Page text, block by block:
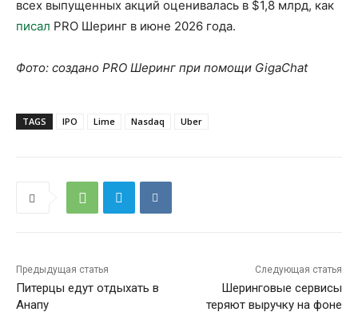
всех выпущенных акций оценивалась в $1,8 млрд, как
писал PRO Шеринг в июне 2026 года.
Фото: создано PRO Шеринг при помощи GigaChat
TAGS IPO Lime Nasdaq Uber
Предыдущая статья
Питерцы едут отдыхать в
Анапу
Следующая статья
Шеринговые сервисы
теряют выручку на фоне